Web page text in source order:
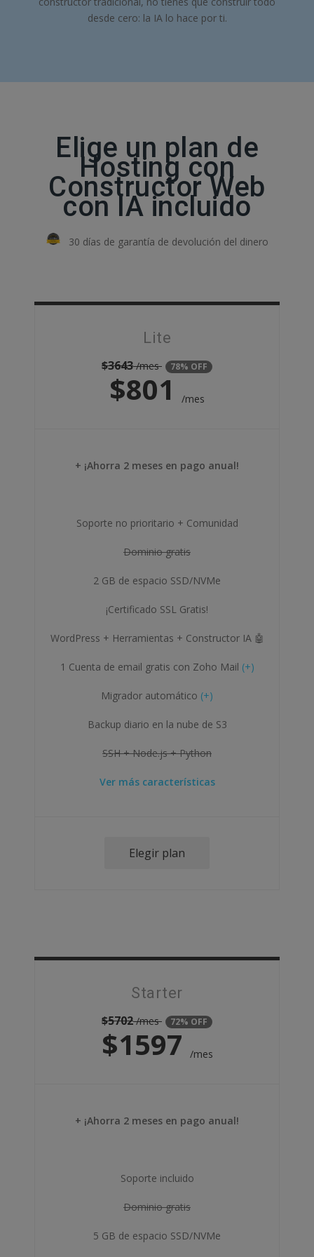
desde cero: la IA lo hace por ti.
Elige un plan de
Hosting con
Constructor Web
con IA incluido
30 días de garantía de devolución del dinero
Lite
$3643/mes 78% OFF
$801 /mes
+ ¡Ahorra 2 meses en pago anual!
Soporte no prioritario + Comunidad
Dominio gratis
2 GB de espacio SSD/NVMe
¡Certificado SSL Gratis!
WordPress + Herramientas + Constructor IA 🤖
1 Cuenta de email gratis con Zoho Mail (+)
Migrador automático (+)
Backup diario en la nube de S3
SSH + Node.js + Python
Ver más características
Elegir plan
Starter
$5702/mes 72% OFF
$1597 /mes
+ ¡Ahorra 2 meses en pago anual!
Soporte incluido
Dominio gratis
5 GB de espacio SSD/NVMe